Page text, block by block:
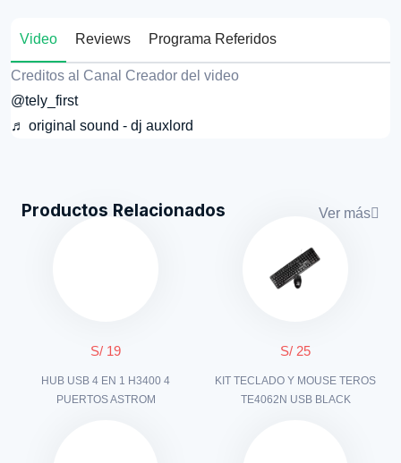
Video Reviews Programa Referidos
Creditos al Canal Creador del video
@tely_first
♬ original sound - dj auxlord
Productos Relacionados Ver más
S/ 19
HUB USB 4 EN 1 H3400 4
PUERTOS ASTROM
S/ 25
KIT TECLADO Y MOUSE TEROS
TE4062N USB BLACK